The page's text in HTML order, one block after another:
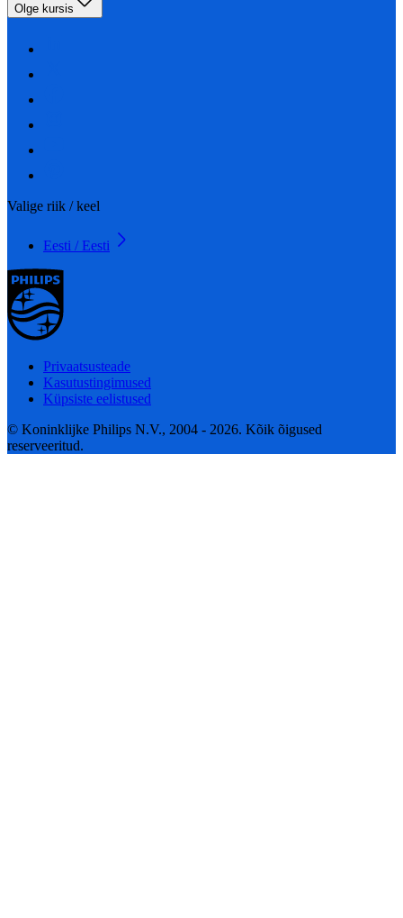
Olge kursis
Valige riik / keel
Eesti / Eesti
Privaatsusteade
Kasutustingimused
Küpsiste eelistused
© Koninklijke Philips N.V., 2004 - 2026. Kõik õigused
reserveeritud.